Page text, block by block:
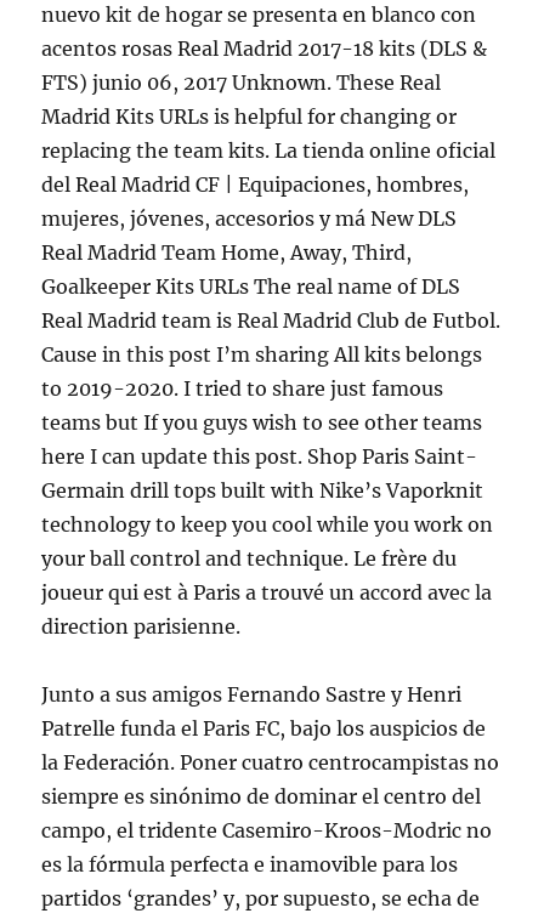
nuevo kit de hogar se presenta en blanco con
acentos rosas Real Madrid 2017-18 kits (DLS &
FTS) junio 06, 2017 Unknown. These Real
Madrid Kits URLs is helpful for changing or
replacing the team kits. La tienda online oficial
del Real Madrid CF | Equipaciones, hombres,
mujeres, jóvenes, accesorios y má New DLS
Real Madrid Team Home, Away, Third,
Goalkeeper Kits URLs The real name of DLS
Real Madrid team is Real Madrid Club de Futbol.
Cause in this post I’m sharing All kits belongs
to 2019-2020. I tried to share just famous
teams but If you guys wish to see other teams
here I can update this post. Shop Paris Saint-
Germain drill tops built with Nike’s Vaporknit
technology to keep you cool while you work on
your ball control and technique. Le frère du
joueur qui est à Paris a trouvé un accord avec la
direction parisienne.
Junto a sus amigos Fernando Sastre y Henri
Patrelle funda el Paris FC, bajo los auspicios de
la Federación. Poner cuatro centrocampistas no
siempre es sinónimo de dominar el centro del
campo, el tridente Casemiro-Kroos-Modric no
es la fórmula perfecta e inamovible para los
partidos ‘grandes’ y, por supuesto, se echa de